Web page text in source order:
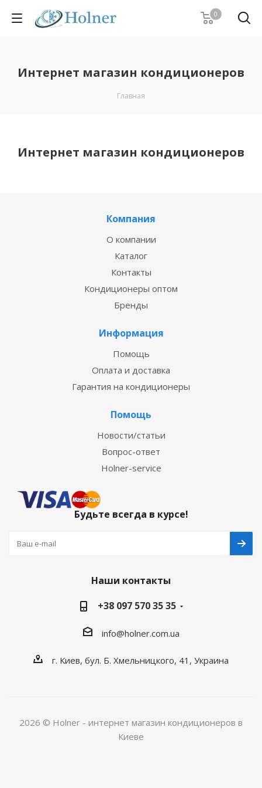
0
Интернет магазин кондиционеров
Главная
Интернет магазин кондиционеров
Компания
О компании
Каталог
Контакты
Кондиционеры оптом
Бренды
Информация
Помощь
Оплата и доставка
Гарантия на кондиционеры
Помощь
Новости/статьи
Вопрос-ответ
Holner-service
Будьте всегда в курсе!
Наши контакты
+38 097 570 35 35
info@holner.com.ua
г. Киев, бул. Б. Хмельницкого, 41, Украина
2026 © Holner - интернет магазин кондиционеров в
Киеве